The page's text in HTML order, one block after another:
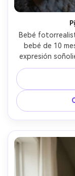
Bebé
bebé de 10
expresión
azules de
guardería
luz nocturna,
con tenue luz
ángulo
naturales,
resolución,